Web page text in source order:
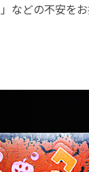
などの不安をお